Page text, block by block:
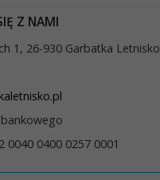
Z NAMI
1, 26-930 Garbatka Letnisko
0040 0400 0257 0001